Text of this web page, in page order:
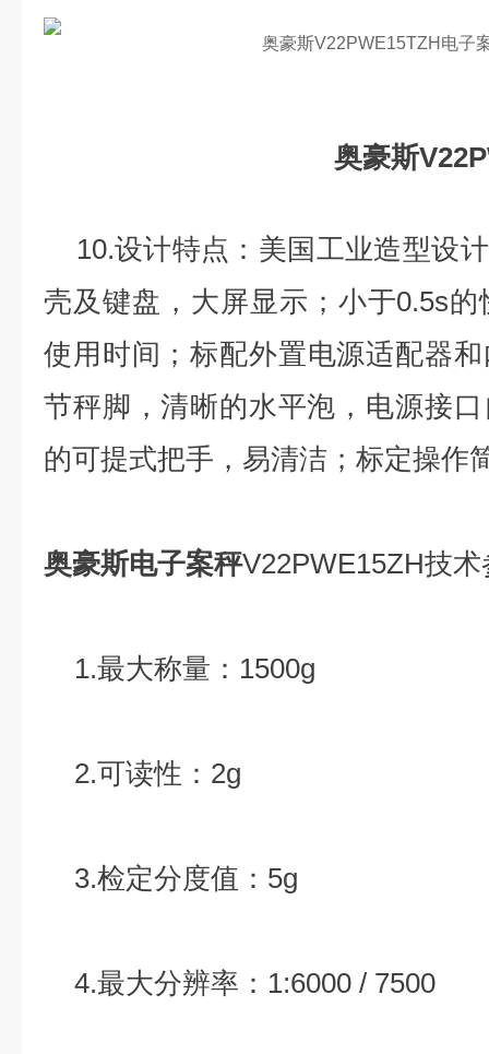
奥豪斯
10.设计特点：美国工业造型设
壳及键盘，大屏显示；小于0.5s
使用时间；标配外置电源适配器
节秤脚，清晰的水平泡，电源接
的可提式把手，易清洁；标定操作
奥豪斯电子案秤V22PWE15ZH技
1.最大称量：1500g
2.可读性：2g
3.检定分度值：5g
4.最大分辨率：1:6000 / 7500